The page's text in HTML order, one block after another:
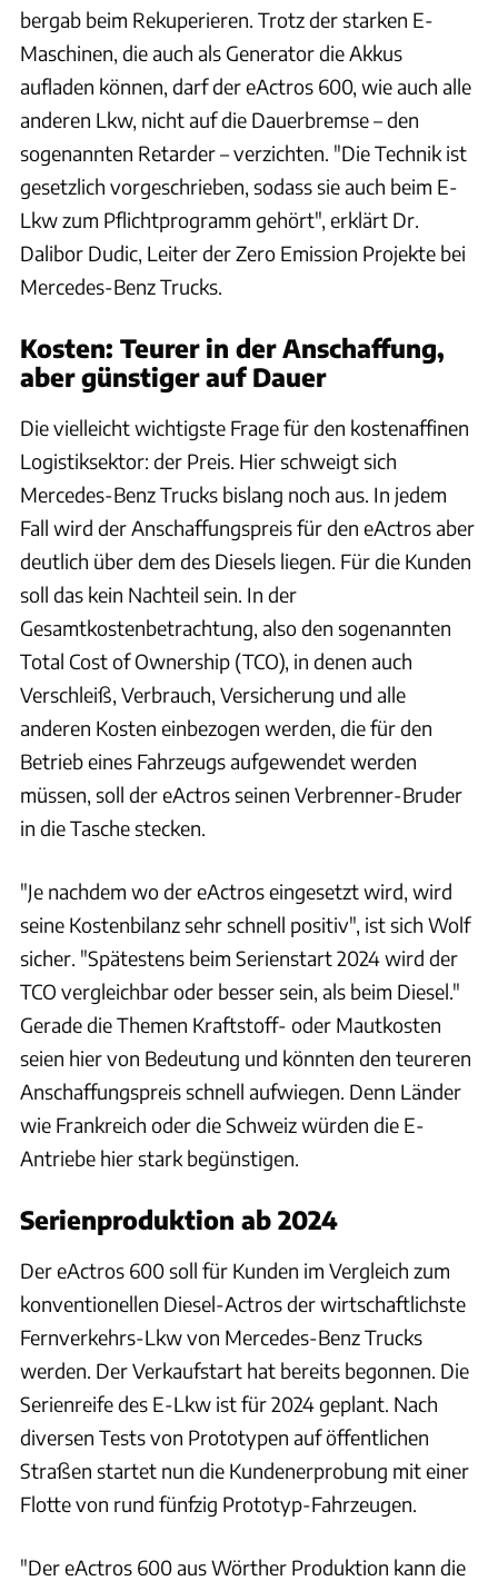
bergab beim Rekuperieren. Trotz der starken E-
Maschinen, die auch als Generator die Akkus
aufladen können, darf der eActros 600, wie auch alle
anderen Lkw, nicht auf die Dauerbremse – den
sogenannten Retarder – verzichten. "Die Technik ist
gesetzlich vorgeschrieben, sodass sie auch beim E-
Lkw zum Pflichtprogramm gehört", erklärt Dr.
Dalibor Dudic, Leiter der Zero Emission Projekte bei
Mercedes-Benz Trucks.
Kosten: Teurer in der Anschaffung,
aber günstiger auf Dauer
Die vielleicht wichtigste Frage für den kostenaffinen
Logistiksektor: der Preis. Hier schweigt sich
Mercedes-Benz Trucks bislang noch aus. In jedem
Fall wird der Anschaffungspreis für den eActros aber
deutlich über dem des Diesels liegen. Für die Kunden
soll das kein Nachteil sein. In der
Gesamtkostenbetrachtung, also den sogenannten
Total Cost of Ownership (TCO), in denen auch
Verschleiß, Verbrauch, Versicherung und alle
anderen Kosten einbezogen werden, die für den
Betrieb eines Fahrzeugs aufgewendet werden
müssen, soll der eActros seinen Verbrenner-Bruder
in die Tasche stecken.
"Je nachdem wo der eActros eingesetzt wird, wird
seine Kostenbilanz sehr schnell positiv", ist sich Wolf
sicher. "Spätestens beim Serienstart 2024 wird der
TCO vergleichbar oder besser sein, als beim Diesel."
Gerade die Themen Kraftstoff- oder Mautkosten
seien hier von Bedeutung und könnten den teureren
Anschaffungspreis schnell aufwiegen. Denn Länder
wie Frankreich oder die Schweiz würden die E-
Antriebe hier stark begünstigen.
Serienproduktion ab 2024
Der eActros 600 soll für Kunden im Vergleich zum
konventionellen Diesel-Actros der wirtschaftlichste
Fernverkehrs-Lkw von Mercedes-Benz Trucks
werden. Der Verkaufstart hat bereits begonnen. Die
Serienreife des E-Lkw ist für 2024 geplant. Nach
diversen Tests von Prototypen auf öffentlichen
Straßen startet nun die Kundenerprobung mit einer
Flotte von rund fünfzig Prototyp-Fahrzeugen.
"Der eActros 600 aus Wörther Produktion kann die